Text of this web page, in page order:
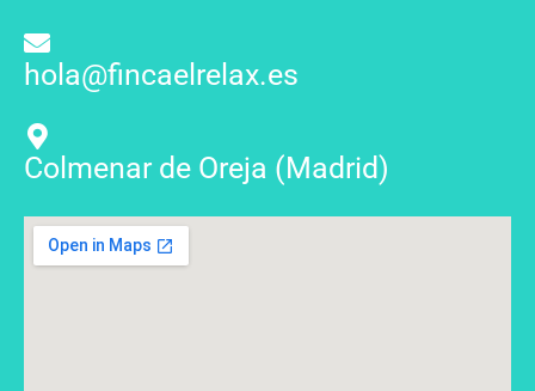
hola@fincaelrelax.es
Colmenar de Oreja (Madrid)